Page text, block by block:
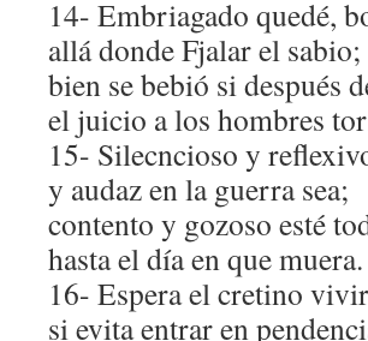
14- Embriagado quedé,
allá donde Fjalar el sabio;
bien se bebió si después
el juicio a los hombres
15- Silecncioso y
y audaz en la guerra sea;
contento y gozoso esté
hasta el día en que muera.
16- Espera el cretino
si evita entrar en